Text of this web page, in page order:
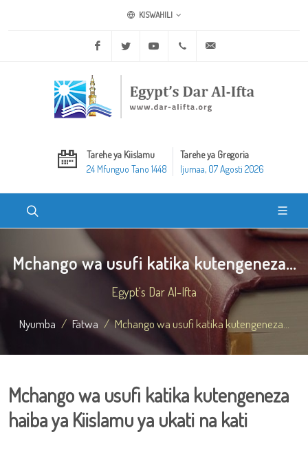
KISWAHILI
Facebook Twitter Youtube +20 2 25970400
Tarehe ya Kiislamu
24 Mfunguo Tano 1448
Tarehe ya Gregoria
Ijumaa, 07 Agosti 2026
Mchango wa usufi katika kutengeneza...
Egypt's Dar Al-Ifta
Nyumba Fatwa Mchango wa usufi katika kutengeneza...
Mchango wa usufi katika kutengeneza
haiba ya Kiislamu ya ukati na kati